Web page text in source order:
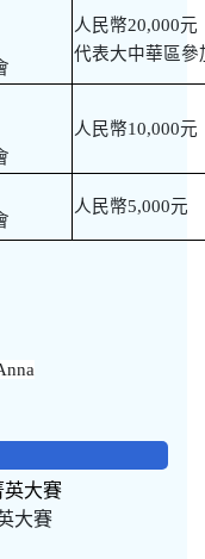
人民幣20,000元
代表大中華區參
人民幣10,000元
人民幣5,000元
大賽